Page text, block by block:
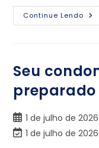
Continue Lendo
Seu
1 de julho de 2026
1 de julho de 2026